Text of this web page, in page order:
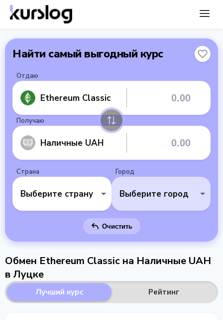
Найти самый выгодный курс
Отдаю
Ethereum Classic
Получаю
Наличные UAH
Страна
Выберите страну
Город
Выберите город
Очистить
Обмен Ethereum Classic на Наличные UAH
в Луцке
Лучший курс Рейтинг